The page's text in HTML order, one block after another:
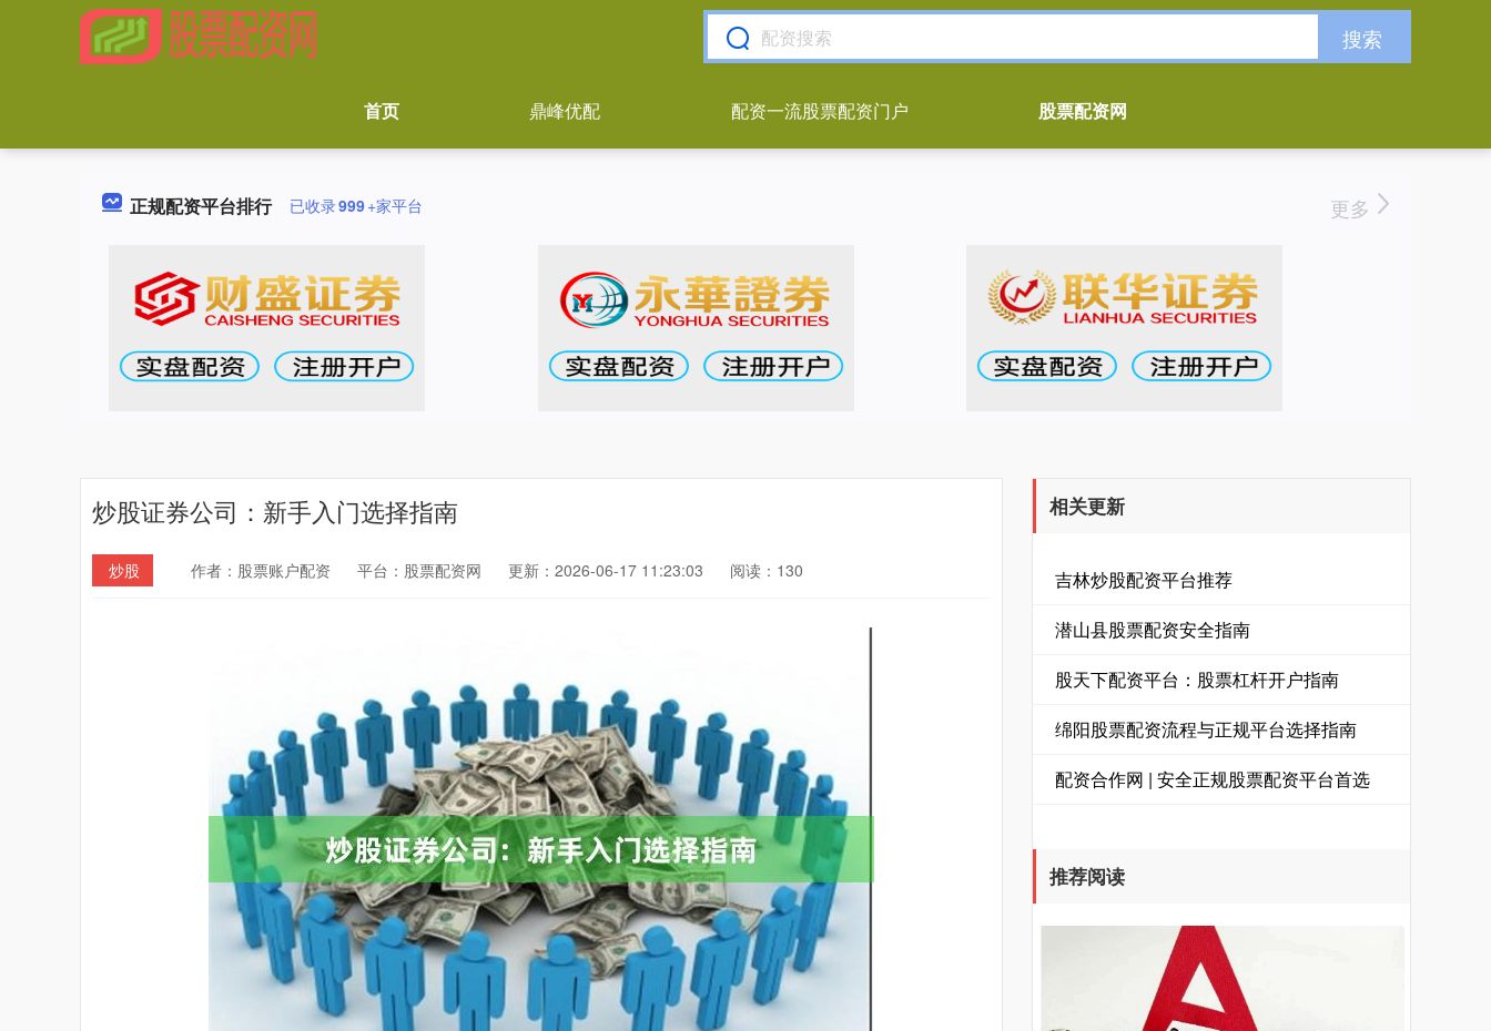
搜索
首页 鼎峰优配 配资一流股票配资门户 股票配资网
正规配资平台排行 已收录999+家平台 更多
炒股证券公司：新手入门选择指南
炒股 作者：股票账户配资 平台：股票配资网 更新：2026-06-17 11:23:03 阅读：130
相关更新
吉林炒股配资平台推荐
潜山县股票配资安全指南
股天下配资平台：股票杠杆开户指南
绵阳股票配资流程与正规平台选择指南
配资合作网 | 安全正规股票配资平台首选
推荐阅读